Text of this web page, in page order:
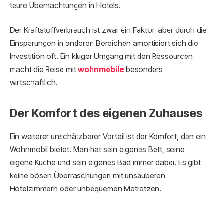
teure Übernachtungen in Hotels.
Der Kraftstoffverbrauch ist zwar ein Faktor, aber durch die
Einsparungen in anderen Bereichen amortisiert sich die
Investition oft. Ein kluger Umgang mit den Ressourcen
macht die Reise mit wohnmobile besonders
wirtschaftlich.
Der Komfort des eigenen Zuhauses
Ein weiterer unschätzbarer Vorteil ist der Komfort, den ein
Wohnmobil bietet. Man hat sein eigenes Bett, seine
eigene Küche und sein eigenes Bad immer dabei. Es gibt
keine bösen Überraschungen mit unsauberen
Hotelzimmern oder unbequemen Matratzen.